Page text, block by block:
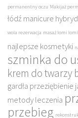
permanentny oczu Makijaż
łódź manicure
wola rezerwacja masaż lomi lomi
najlepsze kosmetyki
szminka do
krem do twarzy
gardła przeziębienie
metody leczenia
przebieg